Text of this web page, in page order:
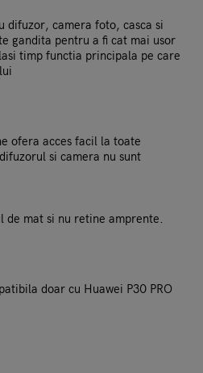
difuzor, camera foto, casca si
gandita pentru a fi cat mai usor
timp functia principala pe care
ofera acces facil la toate
si camera nu sunt
de mat si nu retine amprente.
doar cu Huawei P30 PRO